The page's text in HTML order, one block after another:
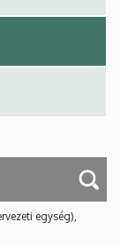
egység),